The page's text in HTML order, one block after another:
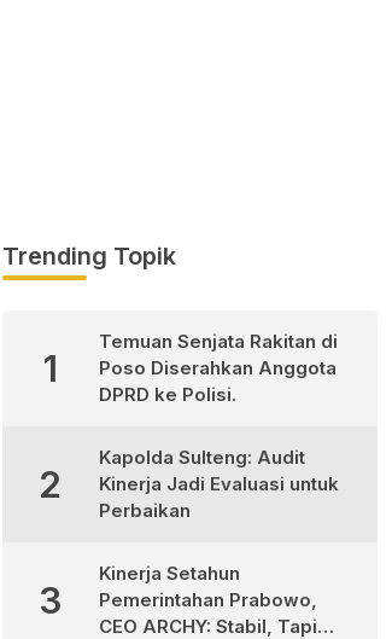
Trending Topik
1
Temuan Senjata Rakitan di
Poso Diserahkan Anggota
DPRD ke Polisi.
2
Kapolda Sulteng: Audit
Kinerja Jadi Evaluasi untuk
Perbaikan
3
Kinerja Setahun
Pemerintahan Prabowo,
CEO ARCHY: Stabil, Tapi